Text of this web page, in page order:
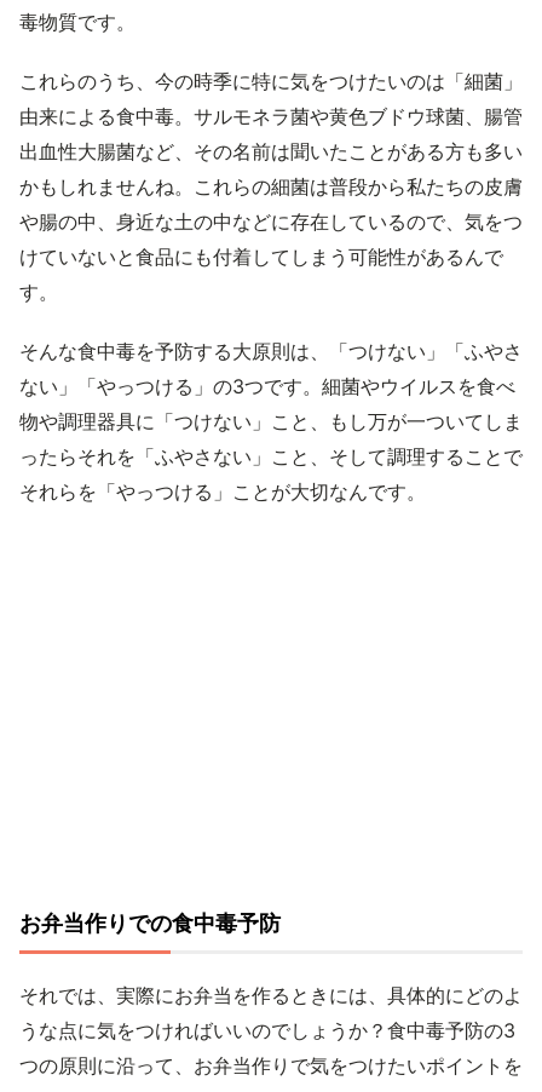
毒物質です。
これらのうち、今の時季に特に気をつけたいのは「細菌」
由来による食中毒。サルモネラ菌や黄色ブドウ球菌、腸管
出血性大腸菌など、その名前は聞いたことがある方も多い
かもしれませんね。これらの細菌は普段から私たちの皮膚
や腸の中、身近な土の中などに存在しているので、気をつ
けていないと食品にも付着してしまう可能性があるんで
す。
そんな食中毒を予防する大原則は、「つけない」「ふやさ
ない」「やっつける」の3つです。細菌やウイルスを食べ
物や調理器具に「つけない」こと、もし万が一ついてしま
ったらそれを「ふやさない」こと、そして調理することで
それらを「やっつける」ことが大切なんです。
お弁当作りでの食中毒予防
それでは、実際にお弁当を作るときには、具体的にどのよ
うな点に気をつければいいのでしょうか？食中毒予防の3
つの原則に沿って、お弁当作りで気をつけたいポイントを